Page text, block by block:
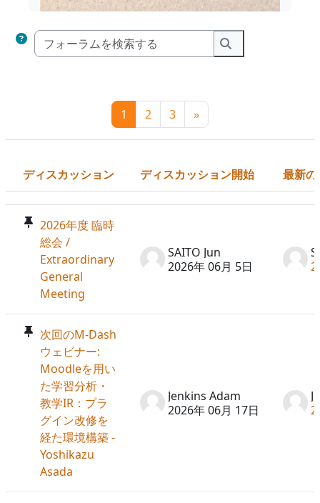
フォーラムを検索す
フォーラムを検
1 ページ 1
2 ページ 2
3ページ 3
»次のページ
ステータス
ディスカッション ディスカッション開始 最新
2026年度 臨時
総会 /
Extraordinary
General
Meeting
SAITO Jun
2026年 06月 5日
次回のM-Dash
ウェビナー:
Moodleを用い
た学習分析・
教学IR：プラ
グイン改修を
経た環境構築 -
Yoshikazu
Asada
Jenkins Adam
2026年 06月 17日